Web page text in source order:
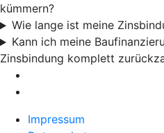
kümmern?
Wie lange ist meine
Kann ich meine
Zinsbindung komplett
Impressum